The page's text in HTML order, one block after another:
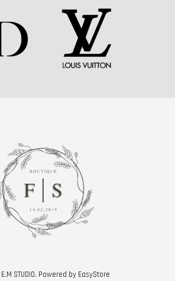
STUDIO. Powered by EasyStore